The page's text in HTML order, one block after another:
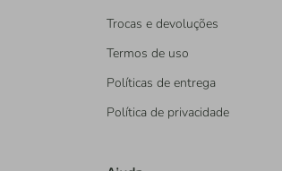
Trocas e devoluções
Termos de uso
Políticas de entrega
Política de privacidade